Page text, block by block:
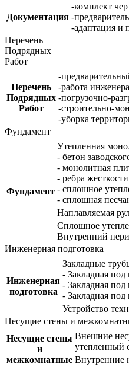
Документация
-комплект
-
-адаптация и
Перечень
Подрядных
Работ
Перечень
Подрядных
Работ
-
-работа
-погрузочно-
-строительно-
-уборка
Фундамент
Фундамент
Утепленная
- бетон
- монолитная
- ребра
- сплошное
- сплошная
Наплавляемая
Сплошное
Внутренний
Инженерная подготовка
Инженерная
подготовка
Закладные
- Закладная
- Закладная
- Закладная
Устройство
Несущие стены и
Несущие стены
и
межкомнатные
Внешние
утепленный
Внутренние